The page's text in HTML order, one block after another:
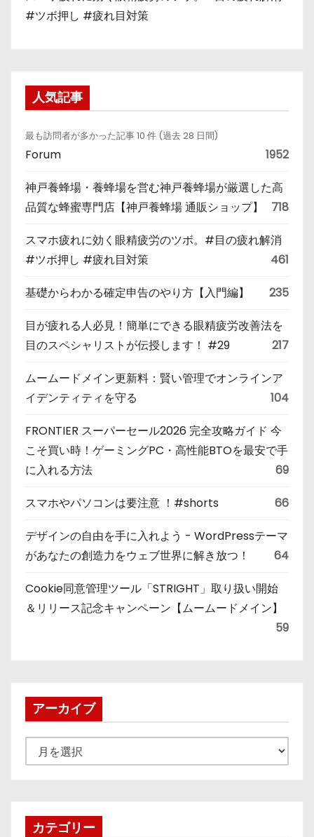
#ツボ押し #疲れ目対策
人気記事
最も訪問者が多かった記事 10 件 (過去 28 日間)
Forum 1952
神戸養蜂場・養蜂場を営む神戸養蜂場が厳選した高
品質な蜂蜜専門店【神戸養蜂場 通販ショップ】
718
スマホ疲れに効く眼精疲労のツボ。#目の疲れ解消
#ツボ押し #疲れ目対策
461
基礎からわかる確定申告のやり方【入門編】 235
目が疲れる人必見！簡単にできる眼精疲労改善法を
目のスペシャリストが伝授します！ #29
217
ムームードメイン更新料：賢い管理でオンラインア
イデンティティを守る
104
FRONTIER スーパーセール2026 完全攻略ガイド 今
こそ買い時！ゲーミングPC・高性能BTOを最安で手
に入れる方法
69
スマホやパソコンは要注意 ！#shorts 66
デザインの自由を手に入れよう - WordPressテーマ
があなたの創造力をウェブ世界に解き放つ！
64
Cookie同意管理ツール「STRIGHT」取り扱い開始
＆リリース記念キャンペーン【ムームードメイン】
59
アーカイブ
ー
ブカテゴリー